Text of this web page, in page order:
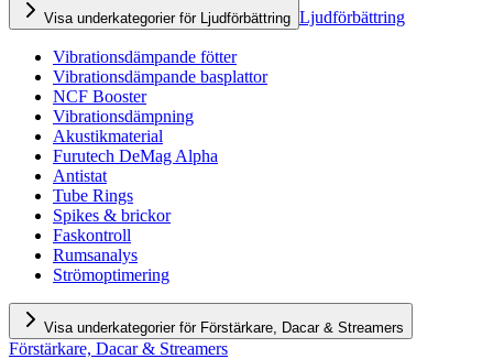
Visa underkategorier för Ljudförbättring Ljudförbättring
Vibrationsdämpande fötter
Vibrationsdämpande basplattor
NCF Booster
Vibrationsdämpning
Akustikmaterial
Furutech DeMag Alpha
Antistat
Tube Rings
Spikes & brickor
Faskontroll
Rumsanalys
Strömoptimering
Visa underkategorier för Förstärkare, Dacar & Streamers
Förstärkare, Dacar & Streamers